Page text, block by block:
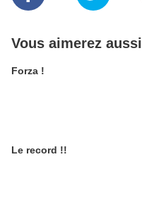
Vous aimerez aussi
Forza !
Le record !!